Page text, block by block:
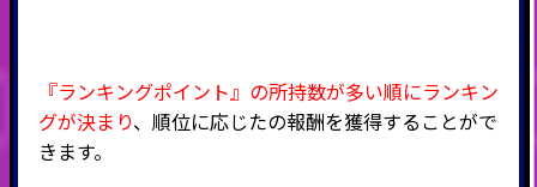
『ランキングポイント』の所持数が多い順にランキン
グが決まり、順位に応じたの報酬を獲得することがで
きます。